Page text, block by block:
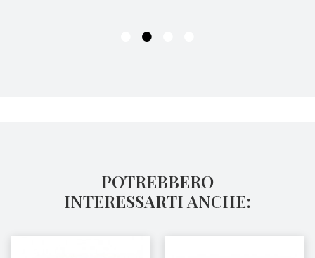
POTREBBERO
INTERESSARTI ANCHE: